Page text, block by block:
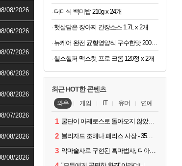
08/2026
06/2026
07/2026
06/2026
08/2026
07/2026
08/2026
08/2026
더미식 백미밥 210g x 24개
햇살담은 장아찌 간장소스 1.7L x 2개
뉴케어 완전 균형영양식 구수한맛 200ml x 24개
헬스헬퍼 맥스컷 프로 크롬 120정 x 2개
최근 HOT한 콘텐츠
와우 게임 IT 유머 연예
1 굴단이 아제로스로 돌아오지 않았다면? 와우 클래식+ 주목
2 블리자드 조해나 패리스 사장 - 35년 역사, 그리고 비전
3 악마술사로 구현된 흑마법사, 디아4 x 와우 콜라보 살펴보기